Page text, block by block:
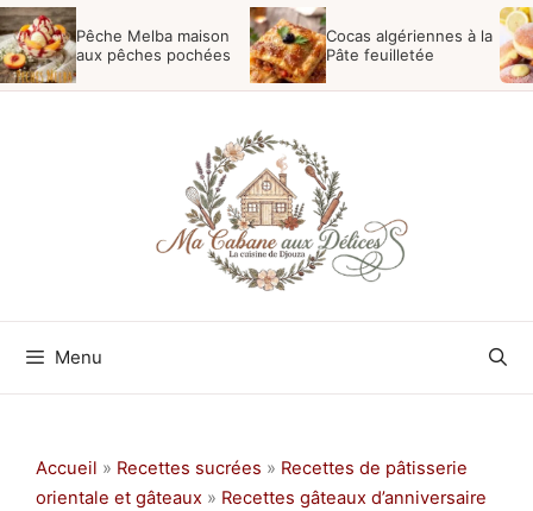
Aller
au
contenu
Pêche Melba maison
aux pêches pochées
Cocas algériennes à la
Pâte feuilletée
Menu
Accueil » Recettes sucrées » Recettes de pâtisserie
orientale et gâteaux » Recettes gâteaux d’anniversaire